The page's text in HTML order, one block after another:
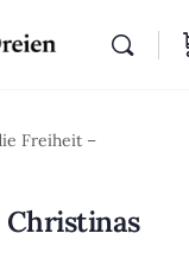
Freiheit –
Christinas